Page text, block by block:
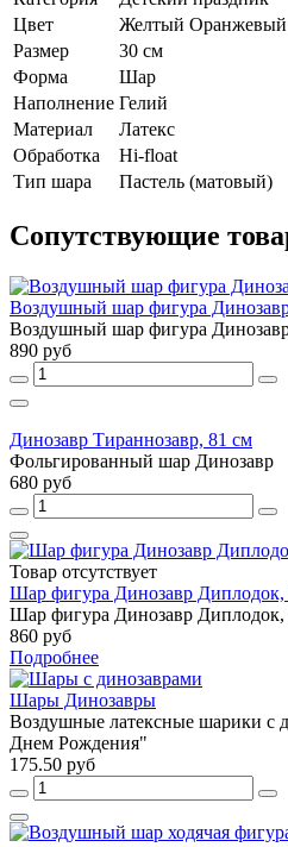
Цвет
Желтый Оранжевый
Размер
30 см
Форма
Шар
Наполнение Гелий
Материал
Латекс
Обработка
Hi-float
Тип шара
Пастель (матовый)
Сопутствующие
Воздушный шар фигура
Воздушный шар фигура
890 руб
Динозавр Тираннозавр, 81 см
Фольгированный шар Динозавр
680 руб
Товар отсутствует
Шар фигура Динозавр Диплодок,
Шар фигура Динозавр Диплодок,
860 руб
Подробнее
Шары Динозавры
Воздушные латексные шарики с
Днем Рождения"
175.50 руб